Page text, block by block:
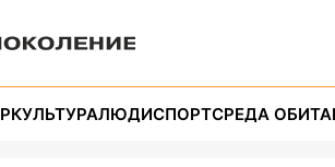
КУЛЬТУРАЛЮДИСПОРТСРЕДА